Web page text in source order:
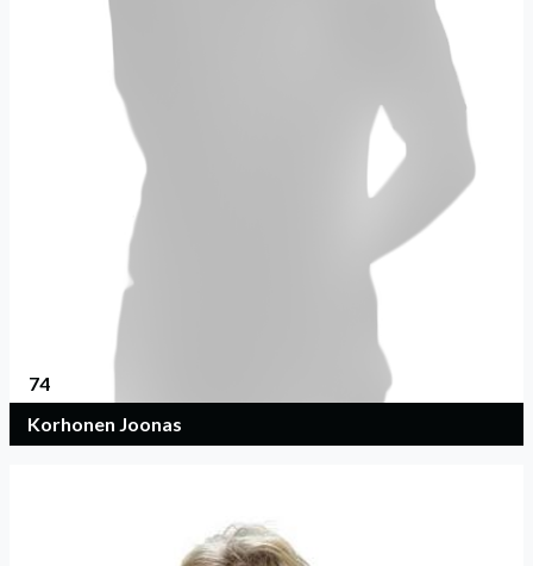
74
Korhonen Joonas